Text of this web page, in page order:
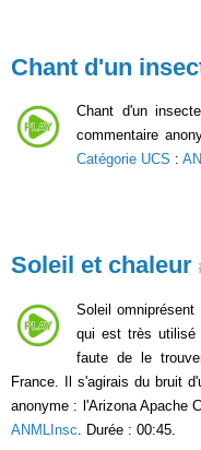
Chant d'un
Chant d'un
commentaire
Catégorie UCS :
Soleil et chaleur
Soleil
qui est très
faute de le
France. Il s'agirais du bruit
anonyme : l'Arizona Apache
ANMLInsc. Durée : 00:45.